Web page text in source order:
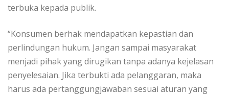
terbuka kepada publik.
“Konsumen berhak mendapatkan kepastian dan
perlindungan hukum. Jangan sampai masyarakat
menjadi pihak yang dirugikan tanpa adanya kejelasan
penyelesaian. Jika terbukti ada pelanggaran, maka
harus ada pertanggungjawaban sesuai aturan yang